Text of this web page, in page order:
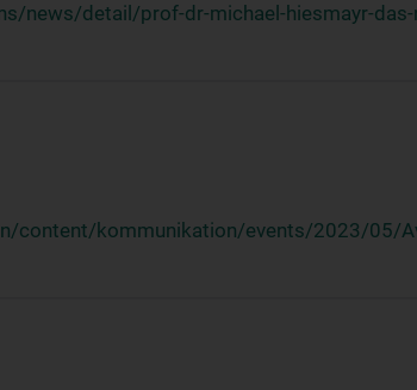
news/detail/prof-dr-michael-hiesmayr-
content/kommunikation/events/2023/05/